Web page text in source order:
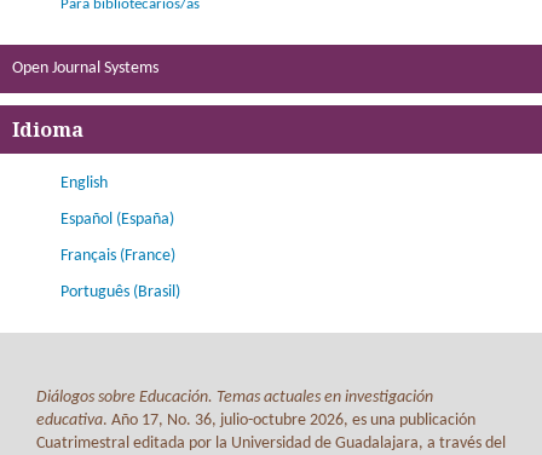
Para bibliotecarios/as
Open Journal Systems
Idioma
English
Español (España)
Français (France)
Português (Brasil)
Diálogos sobre Educación. Temas actuales en investigación
educativa. Año 17, No. 36, julio-octubre 2026, es una publicación
Cuatrimestral editada por la Universidad de Guadalajara, a través del